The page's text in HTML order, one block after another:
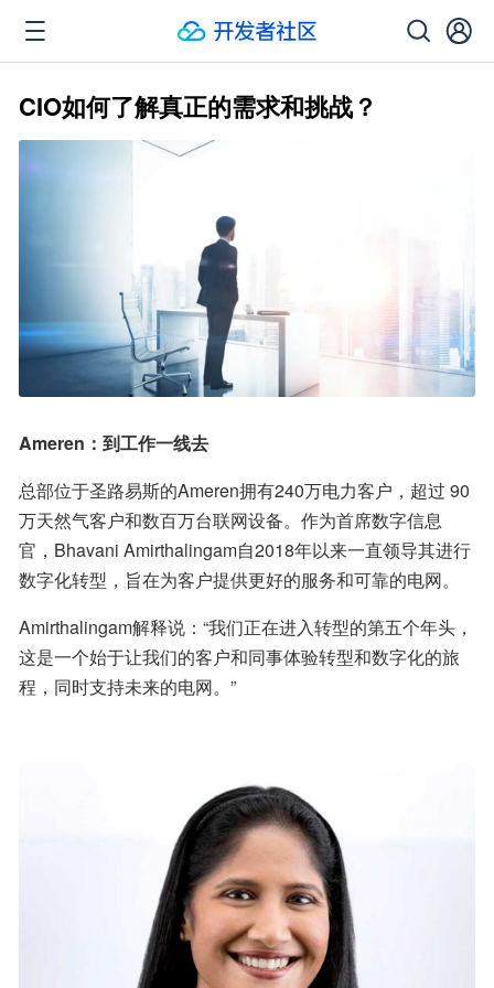
CIO如何了解真正的需求和挑战？
Ameren：到工作一线去
总部位于圣路易斯的Ameren拥有240万电力客户，超过 90
万天然气客户和数百万台联网设备。作为首席数字信息
官，Bhavani Amirthalingam自2018年以来一直领导其进行
数字化转型，旨在为客户提供更好的服务和可靠的电网。
Amirthalingam解释说：“我们正在进入转型的第五个年头，
这是一个始于让我们的客户和同事体验转型和数字化的旅
程，同时支持未来的电网。”